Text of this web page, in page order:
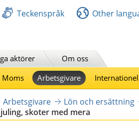
Teckenspråk Other
aktörer
Om oss
Moms Arbetsgivare
Arbetsgivare Lön och ersättning
skoter med mera